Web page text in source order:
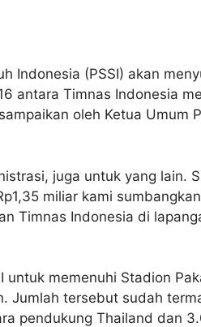
Indonesia (PSSI) akan
antara Timnas Indonesia
oleh Ketua Umum
juga untuk yang lain.
miliar kami
Timnas Indonesia di
memenuhi Stadion
Jumlah tersebut sudah
pendukung Thailand dan